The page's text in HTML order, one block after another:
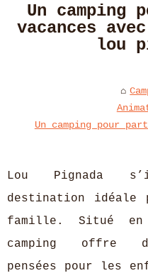
Un camping
vacances
lou
Un camping pour
Lou Pignada
destination idéale
famille. Situé
camping offre
pensées pour les